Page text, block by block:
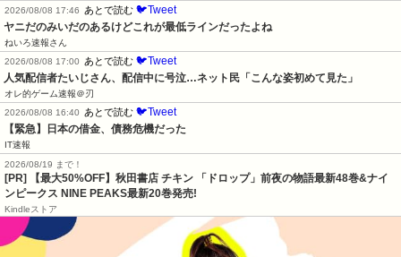
2026/08/08 17:46
あとで読む 🐦Tweet
ヤニだのみいだのあるけどこれが最低ラインだったよね
ねいろ速報さん
2026/08/08 17:00
あとで読む 🐦Tweet
人気配信者たいじさん、配信中に号泣…ネット民「こんな姿初めて見た」
オレ的ゲーム速報＠刃
2026/08/08 16:40
あとで読む 🐦Tweet
【緊急】日本の借金、債務危機だった
IT速報
2026/08/19 まで！
[PR] 【最大50%OFF】秋田書店 チキン 「ドロップ」前夜の物語最新48巻&ナイ
ンピークス NINE PEAKS最新20巻発売!
Kindleストア